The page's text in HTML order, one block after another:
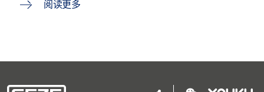
阅读更多